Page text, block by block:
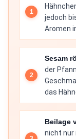
jedoch
Aromen
Sesam
der
das
Beilage
nicht nur